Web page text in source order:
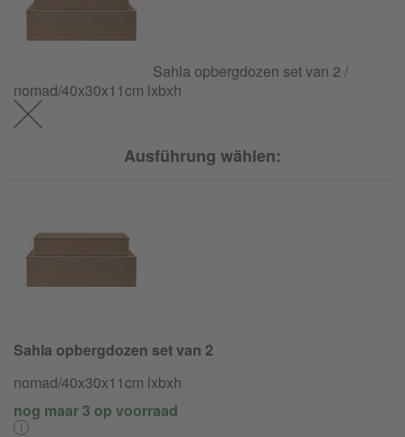
Sahla opbergdozen set van 2 /
nomad/40x30x11cm lxbxh
Ausführung wählen:
Sahla opbergdozen set van 2
nomad/40x30x11cm lxbxh
nog maar 3 op voorraad